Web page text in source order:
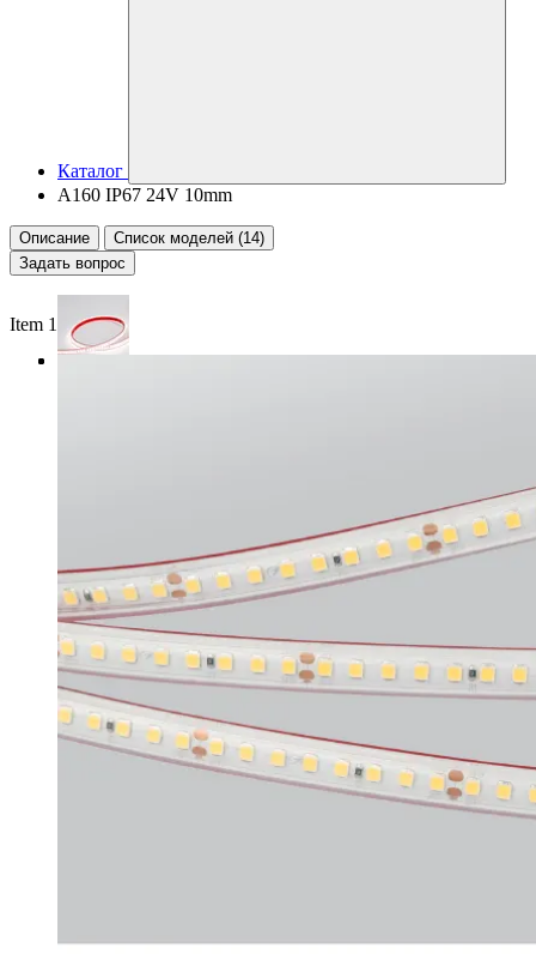
Каталог
A160 IP67 24V 10mm
Описание
Список моделей (14)
Задать вопрос
Item 1 of 3